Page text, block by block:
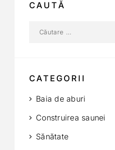
CAUTĂ
CATEGORII
Baia de aburi
Construirea saunei
Sănătate